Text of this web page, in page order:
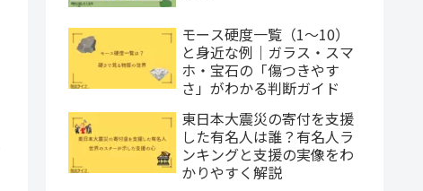
モース硬度一覧（1〜10）
と身近な例｜ガラス・スマ
ホ・宝石の「傷つきやす
さ」がわかる判断ガイド
東日本大震災の寄付を支援
した有名人は誰？有名人ラ
ンキングと支援の実像をわ
かりやすく解説